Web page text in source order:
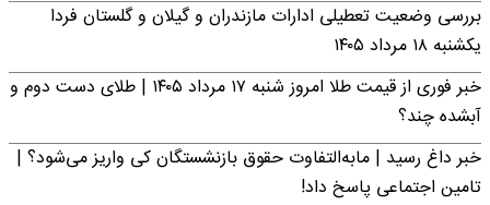
بررسی وضعیت تعطیلی ادارات مازندران و گیلان و گلستان فردا
یکشنبه ۱۸ مرداد ۱۴۰۵
خبر فوری از قیمت طلا امروز شنبه ۱۷ مرداد ۱۴۰۵ | طلای دست دوم و
آبشده چند؟
خبر داغ رسید | مابه‌التفاوت حقوق بازنشستگان کی واریز می‌شود؟ |
تامین اجتماعی پاسخ داد!